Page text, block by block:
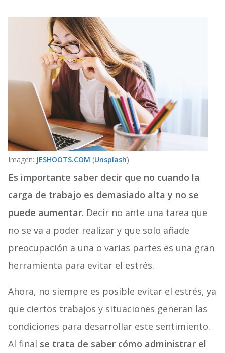
Imagen: JESHOOTS.COM (Unsplash)
Es importante saber decir que no cuando la
carga de trabajo es demasiado alta y no se
puede aumentar. Decir no ante una tarea que
no se va a poder realizar y que solo añade
preocupación a una o varias partes es una gran
herramienta para evitar el estrés.
Ahora, no siempre es posible evitar el estrés, ya
que ciertos trabajos y situaciones generan las
condiciones para desarrollar este sentimiento.
Al final se trata de saber cómo administrar el